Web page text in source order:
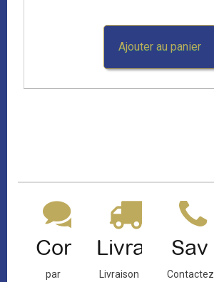
Ajouter au panier
Contact
par
Livraison
Livraison
Sav
Contactez-